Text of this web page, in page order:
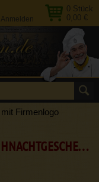
0 Stück
0,00 €
Anmelden
Firmenlogo
STOLLEN ALS INDIVIDUELLES WEIHNACHTGESCHENK FÜR FIRMEN